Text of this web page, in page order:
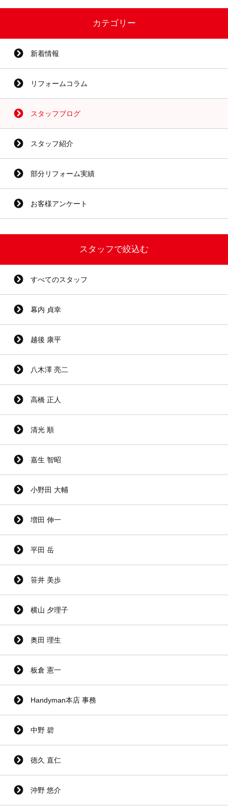
カテゴリー
新着情報
リフォームコラム
スタッフブログ
スタッフ紹介
部分リフォーム実績
お客様アンケート
スタッフで絞込む
すべてのスタッフ
幕内 貞幸
越後 康平
八木澤 亮二
高橋 正人
清光 順
嘉生 智昭
小野田 大輔
増田 伸一
平田 岳
笹井 美歩
横山 夕理子
奥田 理生
板倉 憲一
Handyman本店 事務
中野 碧
徳久 直仁
沖野 悠介